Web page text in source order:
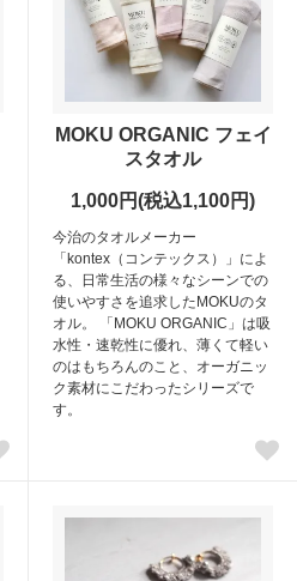
MOKU ORGANIC フェイ
スタオル
1,000円(税込1,100円)
今治のタオルメーカー
「kontex（コンテックス）」によ
る、日常生活の様々なシーンでの
使いやすさを追求したMOKUのタ
オル。 「MOKU ORGANIC」は吸
水性・速乾性に優れ、薄くて軽い
のはもちろんのこと、オーガニッ
ク素材にこだわったシリーズで
す。